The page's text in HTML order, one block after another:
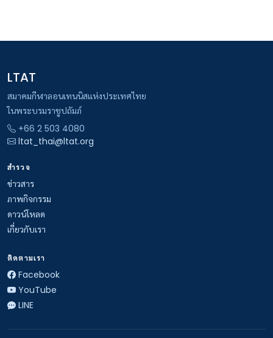
LTAT
สมาคมกีฬาลอนเทนนิสแห่งประเทศไทย
ในพระบรมราชูปถัมภ์
+66 2 503 4080
ltat_thai@ltat.org
สำรวจ
ข่าวสาร
ภาพกิจกรรม
ดาวน์โหลด
เกี่ยวกับเรา
ติดตามเรา
Facebook
YouTube
LINE